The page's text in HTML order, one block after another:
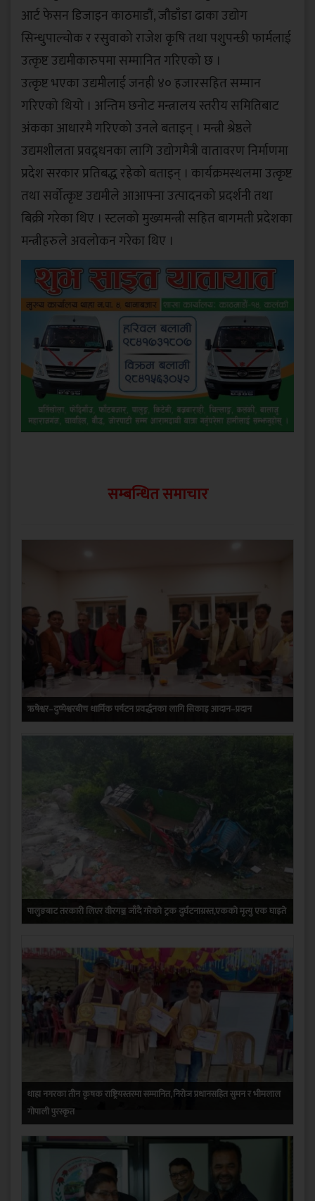
आर्ट फेसन डिजाइन काठमाडौं, जौडाँडा ढाका उद्योग
सिन्धुपाल्चोक र रसुवाको राजेश कृषि तथा पशुपन्छी फार्मलाई
उत्कृष्ट उद्यमीकारुपमा सम्मानित गरिएको छ ।
उत्कृष्ट भएका उद्यमीलाई जनही ४० हजारसहित सम्मान
गरिएको थियो । अन्तिम छनोट मन्त्रालय स्तरीय समितिबाट
अंकका आधारमै गरिएको उनले बताइन् । मन्त्री श्रेष्ठले
उद्यमशीलता प्रवद्र्धनका लागि उद्योगमैत्री वातावरण निर्माणमा
प्रदेश सरकार प्रतिबद्ध रहेको बताइन् । कार्यक्रमस्थलमा उत्कृष्ट
तथा सर्वोत्कृष्ट उद्यमीले आआफ्ना उत्पादनको प्रदर्शनी तथा
बिक्री गरेका थिए । स्टलको मुख्यमन्त्री सहित बागमती प्रदेशका
मन्त्रीहरुले अवलोकन गरेका थिए ।
सम्बन्धित समाचार
ऋषेश्वर–दुप्चेश्वरबीच धार्मिक पर्यटन प्रवर्द्धनका लागि सिकाइ आदान–प्रदान
पालुङबाट तरकारी लिएर वीरगञ्ज जाँदै गरेको ट्रक दुर्घटनाग्रस्त,एकको मृत्यु एक घाइते
थाहा नगरका तीन कृषक राष्ट्रियस्तरमा सम्मानित, निरोज प्रधानसहित सुमन र भीमलाल
गोपाली पुरस्कृत